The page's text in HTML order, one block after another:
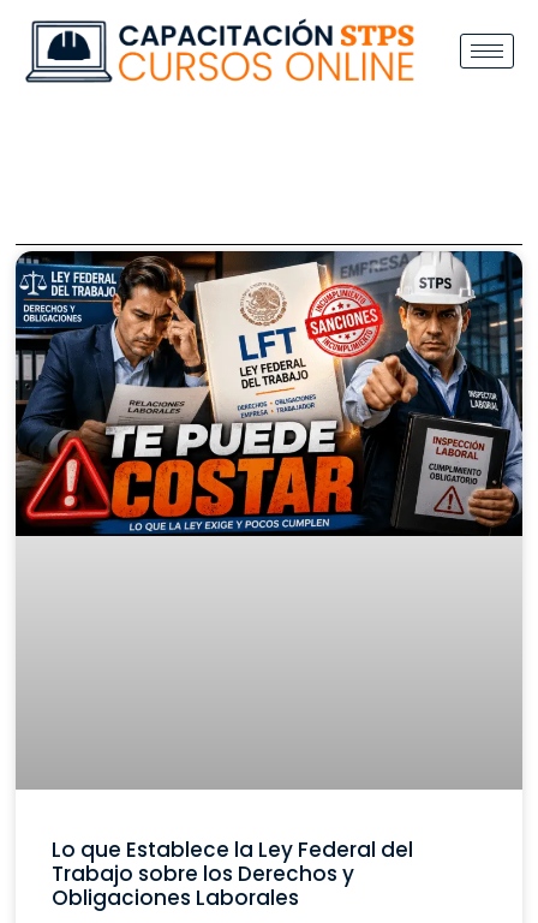
Lo que Establece la Ley Federal del
Trabajo sobre los Derechos y
Obligaciones Laborales